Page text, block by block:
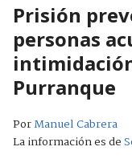
Prisión
personas
Purranque
PorManuel Cabrera
La información es de